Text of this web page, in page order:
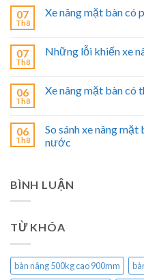
07
Th8
Xe nâng mặt bàn có
07
Th8
Những lỗi khiến xe
06
Th8
Xe nâng mặt bàn có
06
Th8
So sánh xe nâng
nước
BÌNH LUẬN
TỪ KHÓA
bàn nâng 500kg cao 900mm